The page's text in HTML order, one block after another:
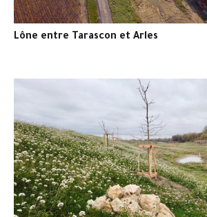
Lône entre Tarascon et Arles